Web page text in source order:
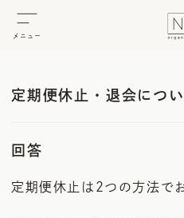
メニュー
定期便休止・退会につ
回答
定期便休止は2つの方法で